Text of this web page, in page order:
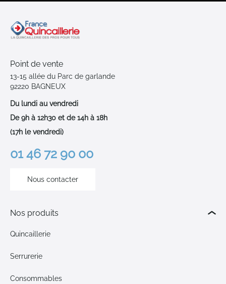
Point de vente
13-15 allée du Parc de garlande
92220 BAGNEUX
Du lundi au vendredi
De 9h à 12h30 et de 14h à 18h
(17h le vendredi)
01 46 72 90 00
Nous contacter
Nos produits
Quincaillerie
Serrurerie
Consommables